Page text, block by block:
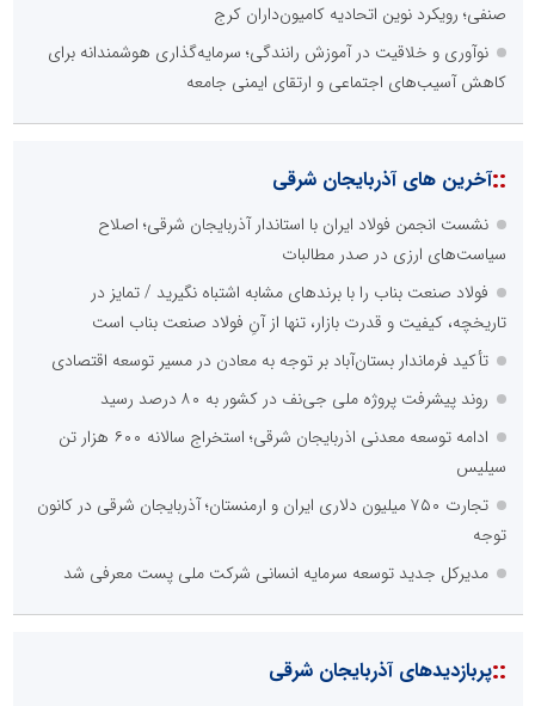
صنفی؛ رویکرد نوین اتحادیه کامیون‌داران کرج
نوآوری و خلاقیت در آموزش رانندگی؛ سرمایه‌گذاری هوشمندانه برای
کاهش آسیب‌های اجتماعی و ارتقای ایمنی جامعه
::آخرین های آذربایجان شرقی
نشست انجمن فولاد ایران با استاندار آذربایجان شرقی؛ اصلاح
سیاست‌های ارزی در صدر مطالبات
فولاد صنعت بناب را با برندهای مشابه اشتباه نگیرید / تمایز در
تاریخچه، کیفیت و قدرت بازار، تنها از آنِ فولاد صنعت بناب است
تأکید فرماندار بستان‌آباد بر توجه به معادن در مسیر توسعه اقتصادی
روند پیشرفت پروژه ملی جی‌نف در کشور به ۸۰ درصد رسید
ادامه توسعه معدنی اذربایجان شرقی؛ استخراج سالانه ۶۰۰ هزار تن
سیلیس
تجارت ۷۵۰ میلیون دلاری ایران و ارمنستان؛ آذربایجان شرقی در کانون
توجه
مدیرکل جدید توسعه سرمایه انسانی شرکت ملی پست معرفی شد
::پربازدیدهای آذربایجان شرقی